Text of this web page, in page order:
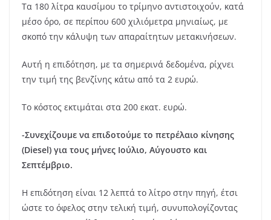
Τα 180 λίτρα καυσίμου το τρίμηνο αντιστοιχούν, κατά
μέσο όρο, σε περίπου 600 χιλιόμετρα μηνιαίως, με
σκοπό την κάλυψη των απαραίτητων μετακινήσεων.
Αυτή η επιδότηση, με τα σημερινά δεδομένα, ρίχνει
την τιμή της βενζίνης κάτω από τα 2 ευρώ.
Το κόστος εκτιμάται στα 200 εκατ. ευρώ.
-Συνεχίζουμε να επιδοτούμε το πετρέλαιο κίνησης
(Diesel) για τους μήνες Ιούλιο, Αύγουστο και
Σεπτέμβριο.
Η επιδότηση είναι 12 λεπτά το λίτρο στην πηγή, έτσι
ώστε το όφελος στην τελική τιμή, συνυπολογίζοντας